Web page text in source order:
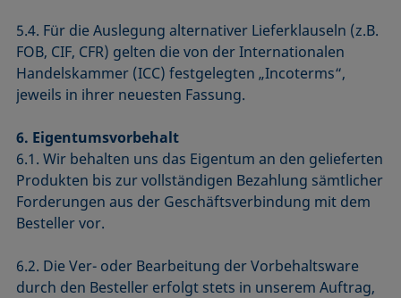
5.4. Für die Auslegung alternativer Lieferklauseln (z.B.
FOB, CIF, CFR) gelten die von der Internationalen
Handelskammer (ICC) festgelegten „Incoterms“,
jeweils in ihrer neuesten Fassung.
6. Eigentumsvorbehalt
6.1. Wir behalten uns das Eigentum an den gelieferten
Produkten bis zur vollständigen Bezahlung sämtlicher
Forderungen aus der Geschäftsverbindung mit dem
Besteller vor.
6.2. Die Ver- oder Bearbeitung der Vorbehaltsware
durch den Besteller erfolgt stets in unserem Auftrag,